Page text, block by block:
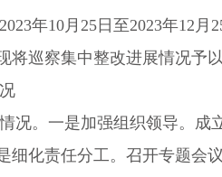
年10月25日至2023年12月
将巡察集中整改进展情况予
。一是加强组织领导。成
细化责任分工。召开专题会